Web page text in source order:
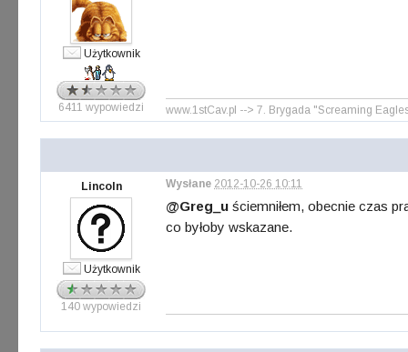
Użytkownik
6411 wypowiedzi www.1stCav.pl --> 7. Brygada "Screaming
Lincoln
Użytkownik
140 wypowiedzi
Wysłane 2012-10-26 10:11
@Greg_u ściemniłem, obecnie czas
co byłoby wskazane.